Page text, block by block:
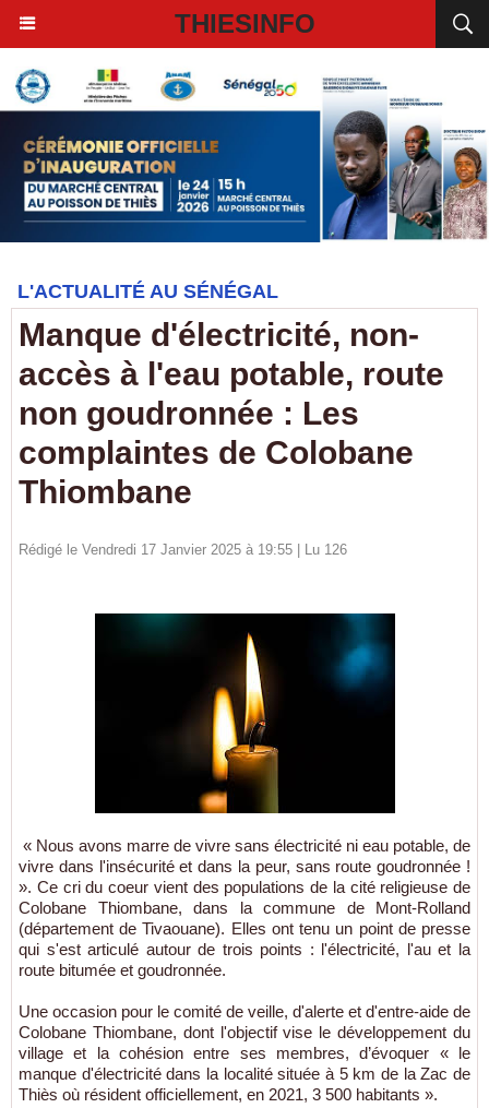
THIESINFO
L'ACTUALITÉ AU SÉNÉGAL
Manque d'électricité, non-
accès à l'eau potable, route
non goudronnée : Les
complaintes de Colobane
Thiombane
Rédigé le Vendredi 17 Janvier 2025 à 19:55 | Lu 126
« Nous avons marre de vivre sans électricité ni eau potable, de
vivre dans l'insécurité et dans la peur, sans route goudronnée !
». Ce cri du coeur vient des populations de la cité religieuse de
Colobane Thiombane, dans la commune de Mont-Rolland
(département de Tivaouane). Elles ont tenu un point de presse
qui s'est articulé autour de trois points : l'électricité, l'au et la
route bitumée et goudronnée.
Une occasion pour le comité de veille, d'alerte et d'entre-aide de
Colobane Thiombane, dont l'objectif vise le développement du
village et la cohésion entre ses membres, d’évoquer « le
manque d'électricité dans la localité située à 5 km de la Zac de
Thiès où résident officiellement, en 2021, 3 500 habitants ».